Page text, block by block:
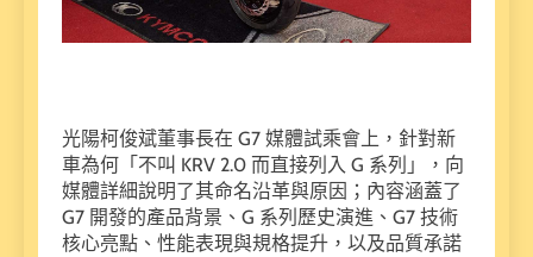
光陽柯俊斌董事長在 G7 媒體試乘會上，針對新
車為何「不叫 KRV 2.0 而直接列入 G 系列」，向
媒體詳細說明了其命名沿革與原因；內容涵蓋了
G7 開發的產品背景、G 系列歷史演進、G7 技術
核心亮點、性能表現與規格提升，以及品質承諾